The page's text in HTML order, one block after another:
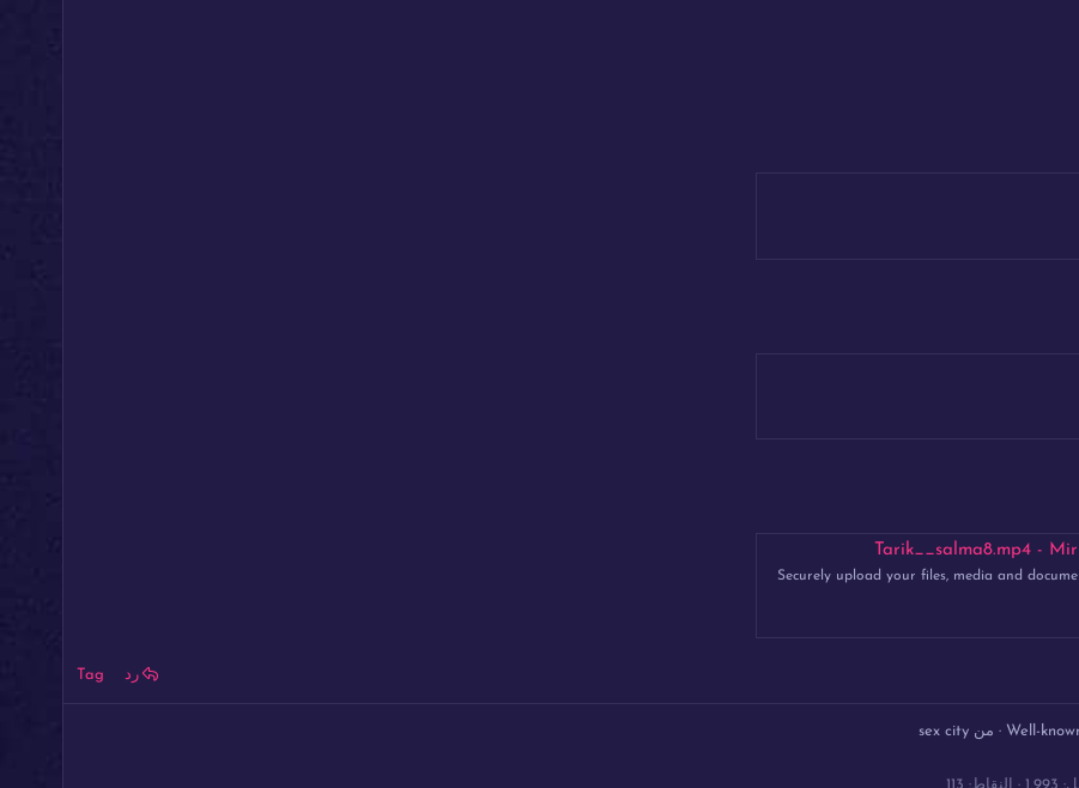
Tarik__salma8.mp4 -
Securely upload your files, media and
رد Tag
Well-
· من sex city